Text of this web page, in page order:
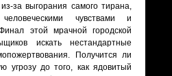
за выгорания самого тирана,
чувствами и
этой мрачной городской
искать нестандартные
Получится ли
угрозу до того, как ядовитый